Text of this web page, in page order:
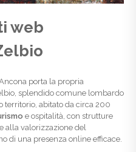
web
porta la propria
splendido comune lombardo
territorio, abitato da circa 200
e ospitalità, con strutture
alla valorizzazione del
di una presenza online efficace.